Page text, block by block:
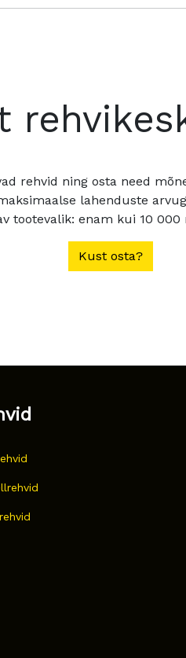
rehvid ning osta need
lahenduste
tootevalik: enam kui 10
Kust osta?